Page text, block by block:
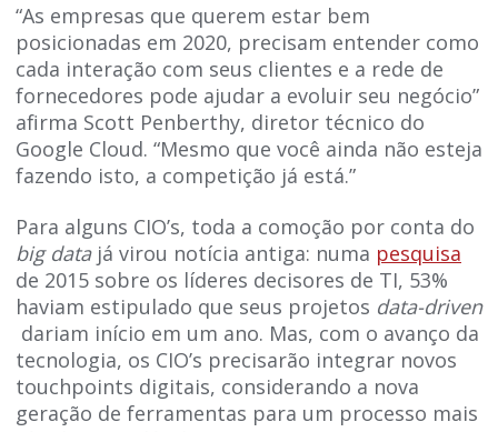
“As empresas que querem estar bem
posicionadas em 2020, precisam entender como
cada interação com seus clientes e a rede de
fornecedores pode ajudar a evoluir seu negócio”
afirma Scott Penberthy, diretor técnico do
Google Cloud. “Mesmo que você ainda não esteja
fazendo isto, a competição já está.”
Para alguns CIO’s, toda a comoção por conta do
big datajá virou notícia antiga: numa pesquisa
de 2015 sobre os líderes decisores de TI, 53%
haviam estipulado que seus projetos data-driven
dariam início em um ano. Mas, com o avanço da
tecnologia, os CIO’s precisarão integrar novos
touchpoints digitais, considerando a nova
geração de ferramentas para um processo mais